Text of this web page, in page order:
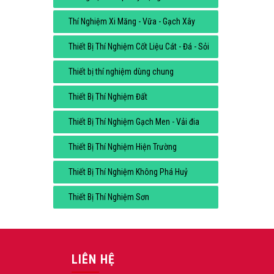
Thí Nghiệm Xi Măng - Vữa - Gạch Xây
Thiết Bị Thí Nghiệm Cốt Liệu Cát - Đá - Sỏi
Thiết bị thí nghiệm dùng chung
Thiết Bị Thí Nghiệm Đất
Thiết Bị Thí Nghiệm Gạch Men - Vải đia
Thiết Bị Thí Nghiệm Hiện Trường
Thiết Bị Thí Nghiệm Không Phá Huỷ
Thiết Bị Thí Nghiệm Sơn
LIÊN HỆ